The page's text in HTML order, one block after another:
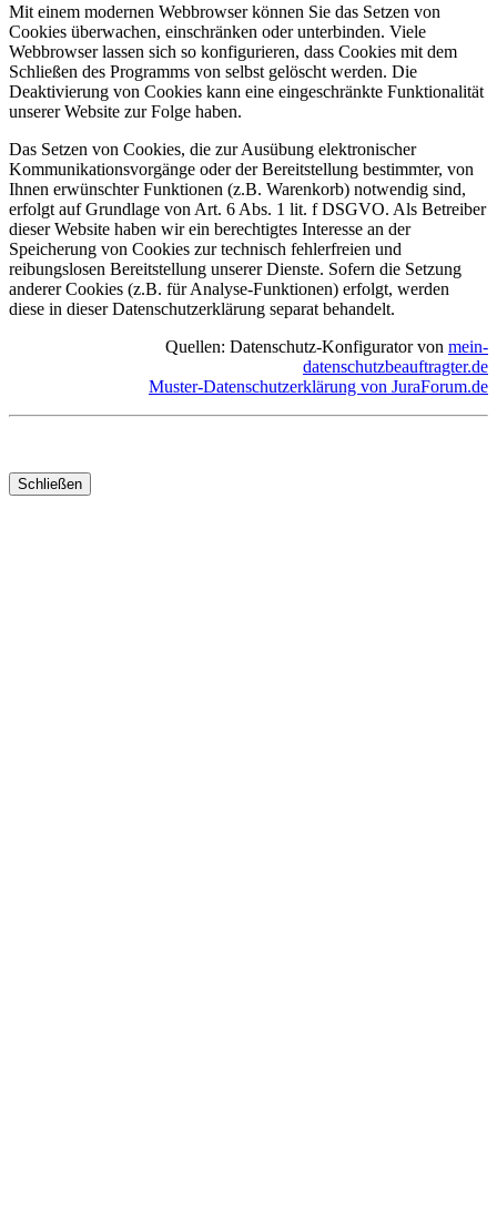
Mit einem modernen Webbrowser können Sie das Setzen von
Cookies überwachen, einschränken oder unterbinden. Viele
Webbrowser lassen sich so konfigurieren, dass Cookies mit dem
Schließen des Programms von selbst gelöscht werden. Die
Deaktivierung von Cookies kann eine eingeschränkte Funktionalität
unserer Website zur Folge haben.
Das Setzen von Cookies, die zur Ausübung elektronischer
Kommunikationsvorgänge oder der Bereitstellung bestimmter, von
Ihnen erwünschter Funktionen (z.B. Warenkorb) notwendig sind,
erfolgt auf Grundlage von Art. 6 Abs. 1 lit. f DSGVO. Als Betreiber
dieser Website haben wir ein berechtigtes Interesse an der
Speicherung von Cookies zur technisch fehlerfreien und
reibungslosen Bereitstellung unserer Dienste. Sofern die Setzung
anderer Cookies (z.B. für Analyse-Funktionen) erfolgt, werden
diese in dieser Datenschutzerklärung separat behandelt.
Quellen: Datenschutz-Konfigurator von mein-
datenschutzbeauftragter.de
Muster-Datenschutzerklärung von JuraForum.de
Schließen